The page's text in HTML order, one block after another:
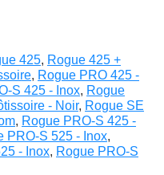
425, Rogue 425 +
, Rogue PRO 425 -
S 425 - Inox, Rogue
- Noir, Rogue SE
, Rogue PRO-S 425 -
PRO-S 525 - Inox,
- Inox, Rogue PRO-S